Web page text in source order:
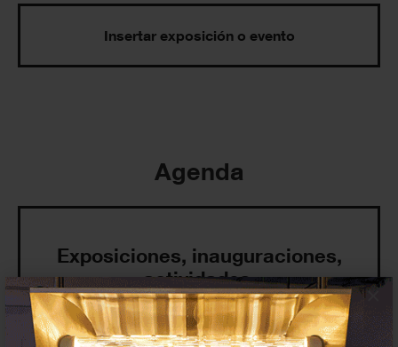
×
Insertar exposición o evento
Agenda
Exposiciones, inauguraciones,
actividades.
¡Te ayudamos a encontrar el
evento que buscas !